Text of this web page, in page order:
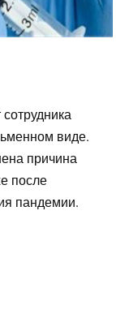
виде.
причина
после
пандемии.